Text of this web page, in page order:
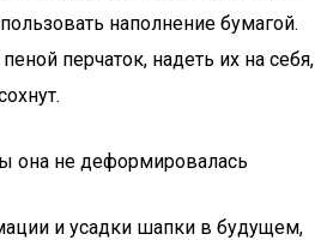
наполнение бумагой.
перчаток, надеть их на себя,
она не деформировалась
и усадки шапки в будущем,